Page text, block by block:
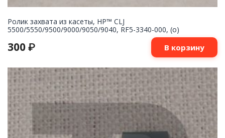
Ролик захвата из касеты, HP™ CLJ
5500/5550/9500/9000/9050/9040, RF5-3340-000, (o)
300 ₽ В корзину